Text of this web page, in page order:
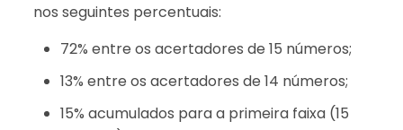
nos seguintes percentuais:
72% entre os acertadores de 15 números;
13% entre os acertadores de 14 números;
15% acumulados para a primeira faixa (15